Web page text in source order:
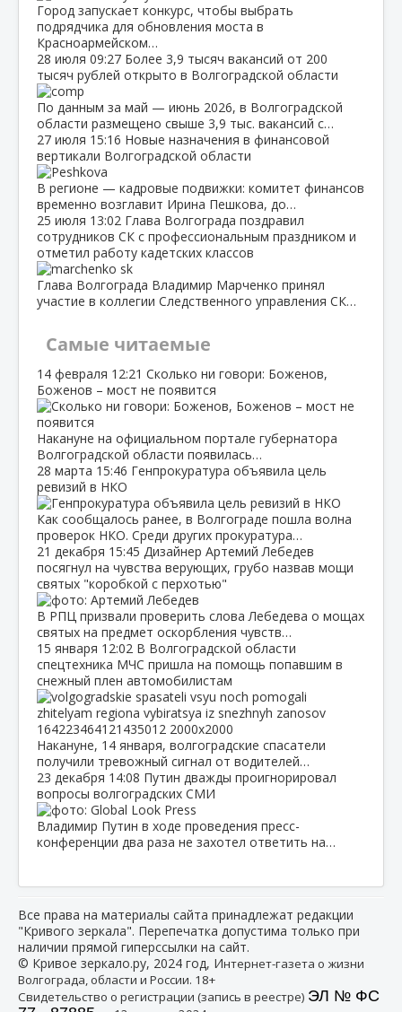
Город запускает конкурс, чтобы выбрать
подрядчика для обновления моста в
Красноармейском…
28 июля 09:27 Более 3,9 тысяч вакансий от 200
тысяч рублей открыто в Волгоградской области
По данным за май — июнь 2026, в Волгоградской
области размещено свыше 3,9 тыс. вакансий с…
27 июля 15:16 Новые назначения в финансовой
вертикали Волгоградской области
В регионе — кадровые подвижки: комитет финансов
временно возглавит Ирина Пешкова, до…
25 июля 13:02 Глава Волгограда поздравил
сотрудников СК с профессиональным праздником и
отметил работу кадетских классов
Глава Волгограда Владимир Марченко принял
участие в коллегии Следственного управления СК…
Самые читаемые
14 февраля 12:21 Сколько ни говори: Боженов,
Боженов – мост не появится
Накануне на официальном портале губернатора
Волгоградской области появилась…
28 марта 15:46 Генпрокуратура объявила цель
ревизий в НКО
Как сообщалось ранее, в Волгограде пошла волна
проверок НКО. Среди других прокуратура…
21 декабря 15:45 Дизайнер Артемий Лебедев
посягнул на чувства верующих, грубо назвав мощи
святых "коробкой с перхотью"
В РПЦ призвали проверить слова Лебедева о мощах
святых на предмет оскорбления чувств…
15 января 12:02 В Волгоградской области
спецтехника МЧС пришла на помощь попавшим в
снежный плен автомобилистам
Накануне, 14 января, волгоградские спасатели
получили тревожный сигнал от водителей…
23 декабря 14:08 Путин дважды проигнорировал
вопросы волгоградских СМИ
Владимир Путин в ходе проведения пресс-
конференции два раза не захотел ответить на…
Все права на материалы сайта принадлежат редакции
"Кривого зеркала". Перепечатка допустима только при
наличии прямой гиперссылки на сайт.
© Кривое зеркало.ру, 2024 год, Интернет-газета о жизни
Волгограда, области и России. 18+
Свидетельство о регистрации (запись в реестре) ЭЛ № ФС